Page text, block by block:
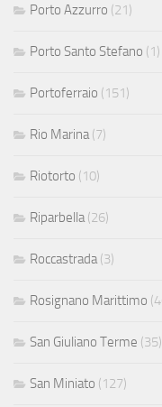
Porto Azzurro (21)
Porto Santo Stefano (1)
Portoferraio (151)
Rio Marina (7)
Riotorto (10)
Riparbella (26)
Roccastrada (3)
Rosignano Marittimo
San Giuliano Terme (35)
San Miniato (127)